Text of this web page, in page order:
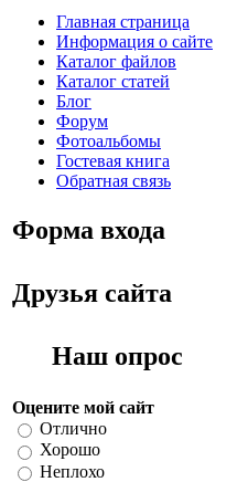
Главная страница
Информация о сайте
Каталог файлов
Каталог статей
Блог
Форум
Фотоальбомы
Гостевая книга
Обратная связь
Форма входа
Друзья сайта
Наш опрос
Оцените мой сайт
Отлично
Хорошо
Неплохо